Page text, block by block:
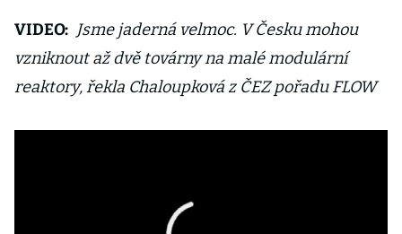
VIDEO: Jsme jaderná velmoc. V Česku mohou
vzniknout až dvě továrny na malé modulární
reaktory, řekla Chaloupková z ČEZ pořadu FLOW